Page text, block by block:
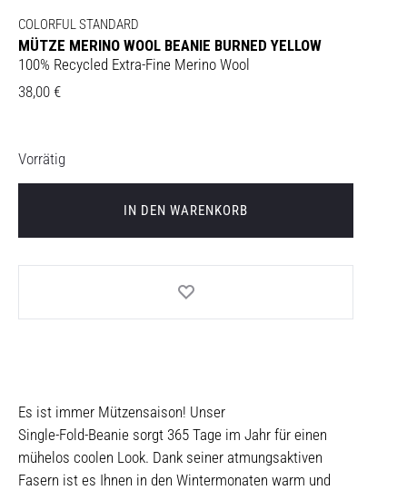
COLORFUL STANDARD
MÜTZE MERINO WOOL BEANIE BURNED YELLOW
100% Recycled Extra-Fine Merino Wool
38,00 €
Vorrätig
IN DEN WARENKORB
Es ist immer Mützensaison! Unser
Single-Fold-Beanie sorgt 365 Tage im Jahr für einen
mühelos coolen Look. Dank seiner atmungsaktiven
Fasern ist es Ihnen in den Wintermonaten warm und